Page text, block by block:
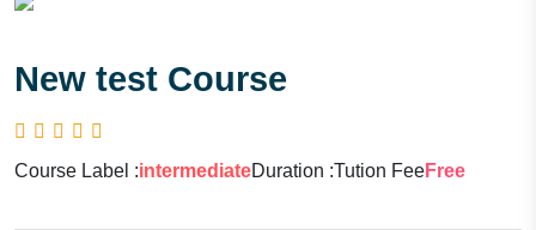
New test Course
Course Label :intermediateDuration :Tution FeeFree